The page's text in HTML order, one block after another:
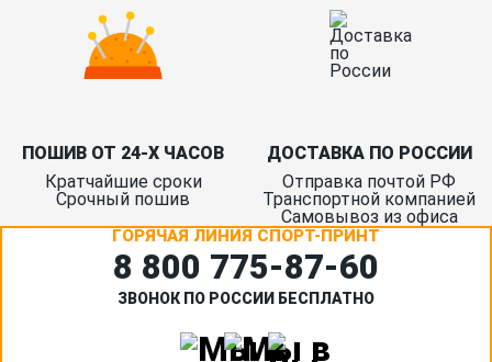
ПОШИВ ОТ 24-Х ЧАСОВ
Кратчайшие сроки
Срочный пошив
ДОСТАВКА ПО РОССИИ
Отправка почтой РФ
Транспортной компанией
Самовывоз из офиса
ГОРЯЧАЯ ЛИНИЯ СПОРТ-ПРИНТ
8 800 775‑87-60
ЗВОНОК ПО РОССИИ БЕСПЛАТНО